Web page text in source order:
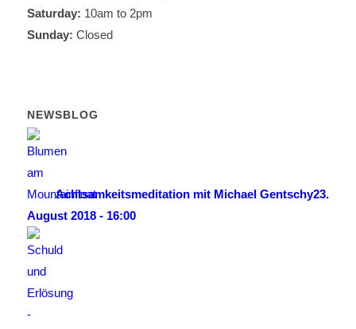
Saturday: 10am to 2pm
Sunday: Closed
NEWSBLOG
Achtsamkeitsmeditation mit Michael Gentschy23.
August 2018 - 16:00